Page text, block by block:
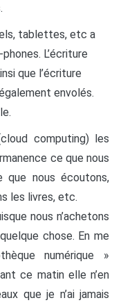
tablettes, etc a
L’écriture
que l’écriture
envolés.
computing) les
ce que nous
que nous écoutons,
les livres, etc.
nous n’achetons
chose. En me
numérique »
ce matin elle n’en
que je n’ai jamais